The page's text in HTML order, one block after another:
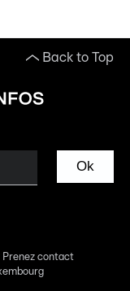
Back to Top
Ok
Prenez contact